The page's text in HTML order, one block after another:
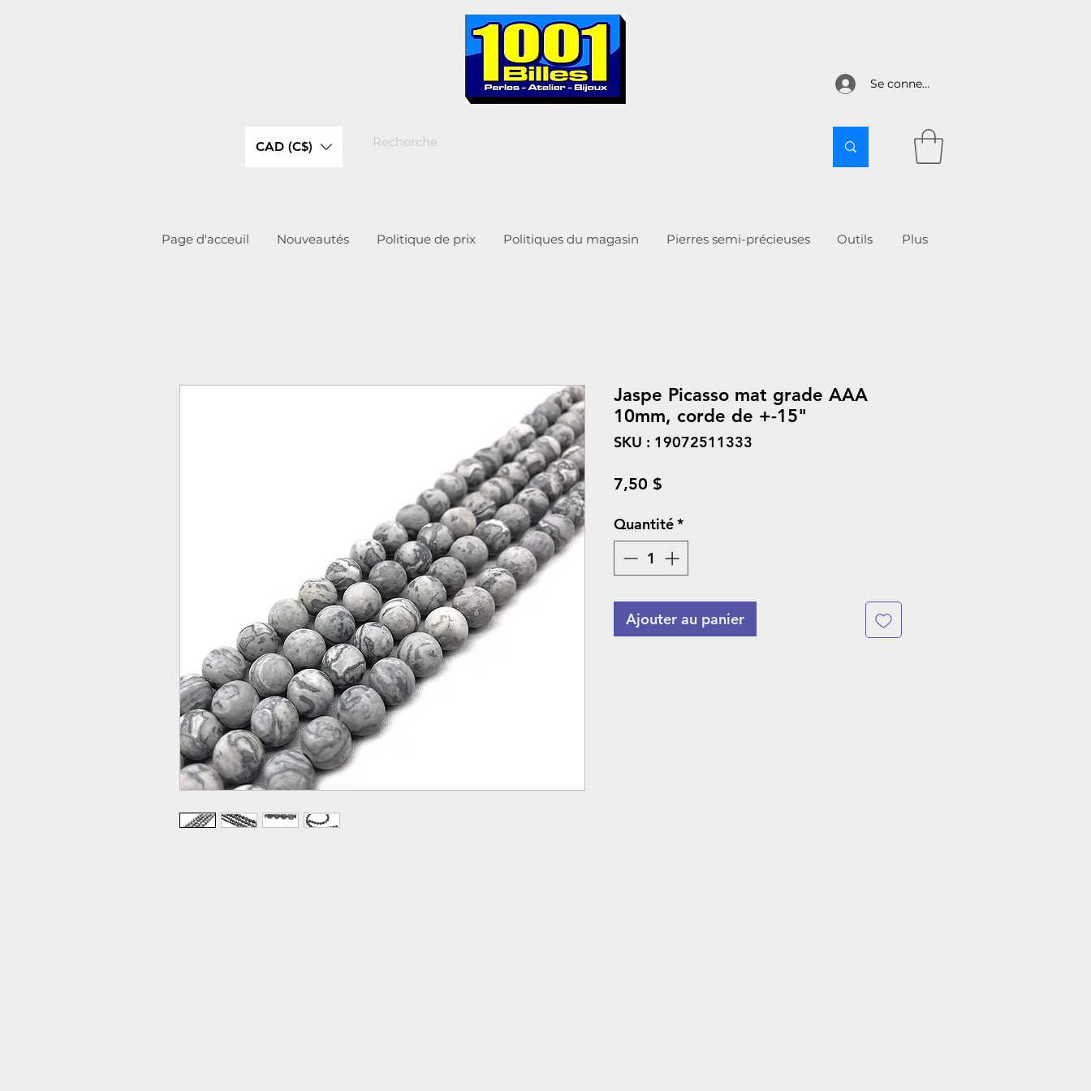
Se connecter
CAD (C$)
Page d'acceuil Nouveautés Politique de prix Politiques du magasin Pierres semi-précieuses Outils More
Jaspe Picasso mat grade AAA
10mm, corde de +-15"
SKU : 19072511333
7,50 $
Quantité*
Ajouter au panier